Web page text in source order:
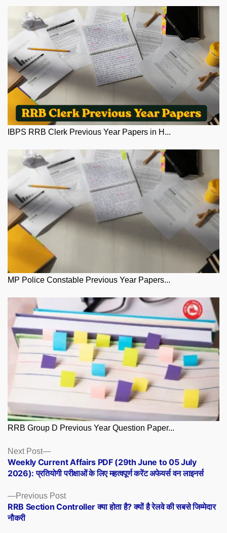
IBPS RRB Clerk Previous Year Papers in H...
MP Police Constable Previous Year Papers...
RRB Group D Previous Year Question Paper...
Posts
navigation
Previous PostPrevious
post:
RRB Section Controller क्या होता है? क्यों है रेलवे की सबसे जिम्मेदार
नौकरी
Next Post
Next
post:
Weekly Current Affairs PDF (29th June to 05 July
2026): प्रतियोगी परीक्षाओं के लिए महत्वपूर्ण करेंट अफेयर्स वन लाइनर्स